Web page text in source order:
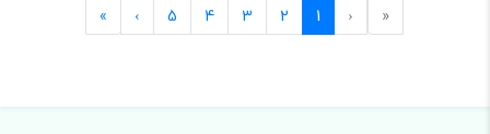
«
First
‹
Previous
1
2
3
4
5
›
Next
»